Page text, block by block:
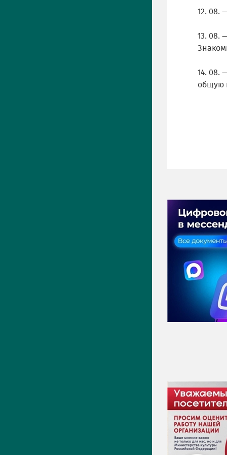
12. 08.
13. 08.
14. 08.
общую
ПРЕСС-ЦЕНТР
Актуально
Новости
Фото